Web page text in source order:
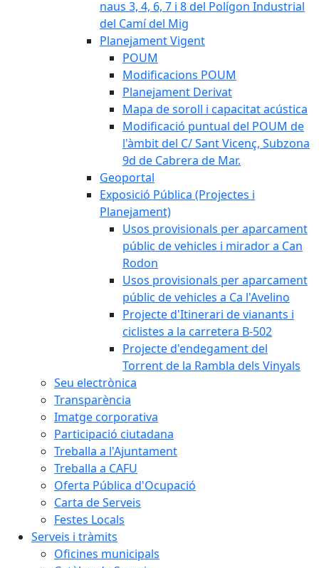
naus 3, 4, 6, 7 i 8 del Polígon Industrial
del Camí del Mig
Planejament Vigent
POUM
Modificacions POUM
Planejament Derivat
Mapa de soroll i capacitat acústica
Modificació puntual del POUM de
l'àmbit del C/ Sant Vicenç, Subzona
9d de Cabrera de Mar.
Geoportal
Exposició Pública (Projectes i
Planejament)
Usos provisionals per aparcament
públic de vehicles i mirador a Can
Rodon
Usos provisionals per aparcament
públic de vehicles a Ca l'Avelino
Projecte d'Itinerari de vianants i
ciclistes a la carretera B-502
Projecte d'endegament del
Torrent de la Rambla dels Vinyals
Seu electrònica
Transparència
Imatge corporativa
Participació ciutadana
Treballa a l'Ajuntament
Treballa a CAFU
Oferta Pública d'Ocupació
Carta de Serveis
Festes Locals
Serveis i tràmits
Oficines municipals